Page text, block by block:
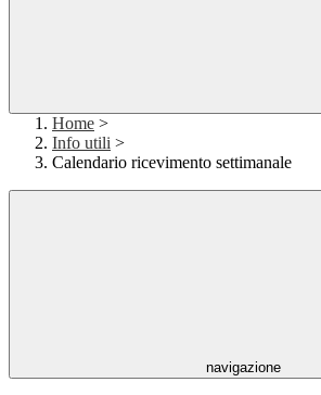
Home >
Info utili >
Calendario ricevimento settimanale
navigazione